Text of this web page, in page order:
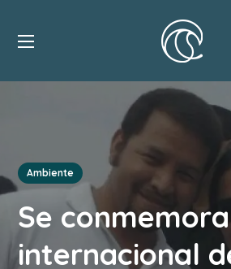
Ambiente
Se
internacional